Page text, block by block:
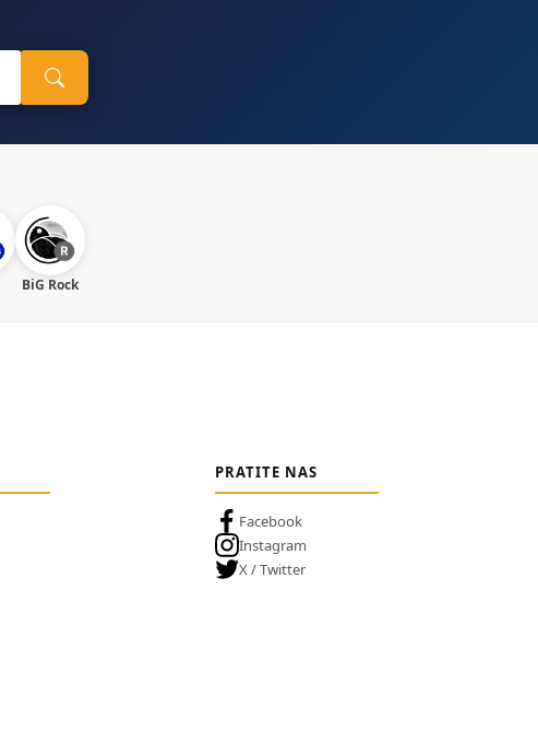
BiG Rock
PRATITE NAS
Facebook
Instagram
X / Twitter